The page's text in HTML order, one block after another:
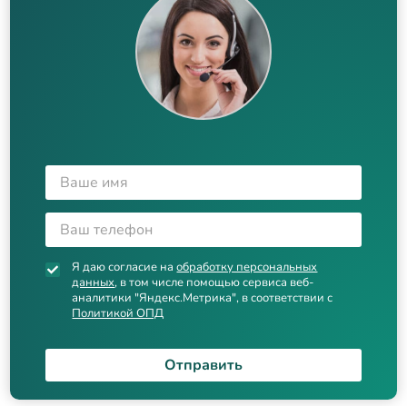
Я даю согласие наобработку персональных
данных, в том числе помощью сервиса веб-
аналитики "Яндекс.Метрика", в соответствии с
Политикой ОПД
Отправить